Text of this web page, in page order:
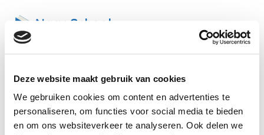
Deze website maakt gebruik van cookies
We gebruiken cookies om content en advertenties te
personaliseren, om functies voor social media te bieden
en om ons websiteverkeer te analyseren. Ook delen we
Zoek vrije plaatsen
Selecteer de steden/gemeenten waar je je kind(eren)
graag naar school laat gaan